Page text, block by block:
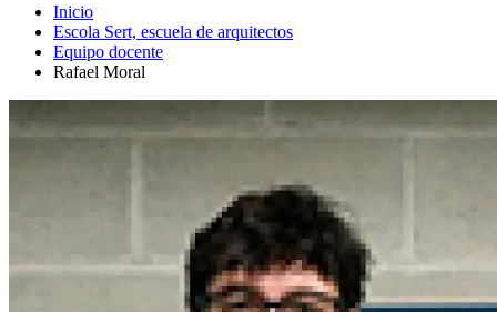
Inicio
Escola Sert, escuela de arquitectos
Equipo docente
Rafael Moral